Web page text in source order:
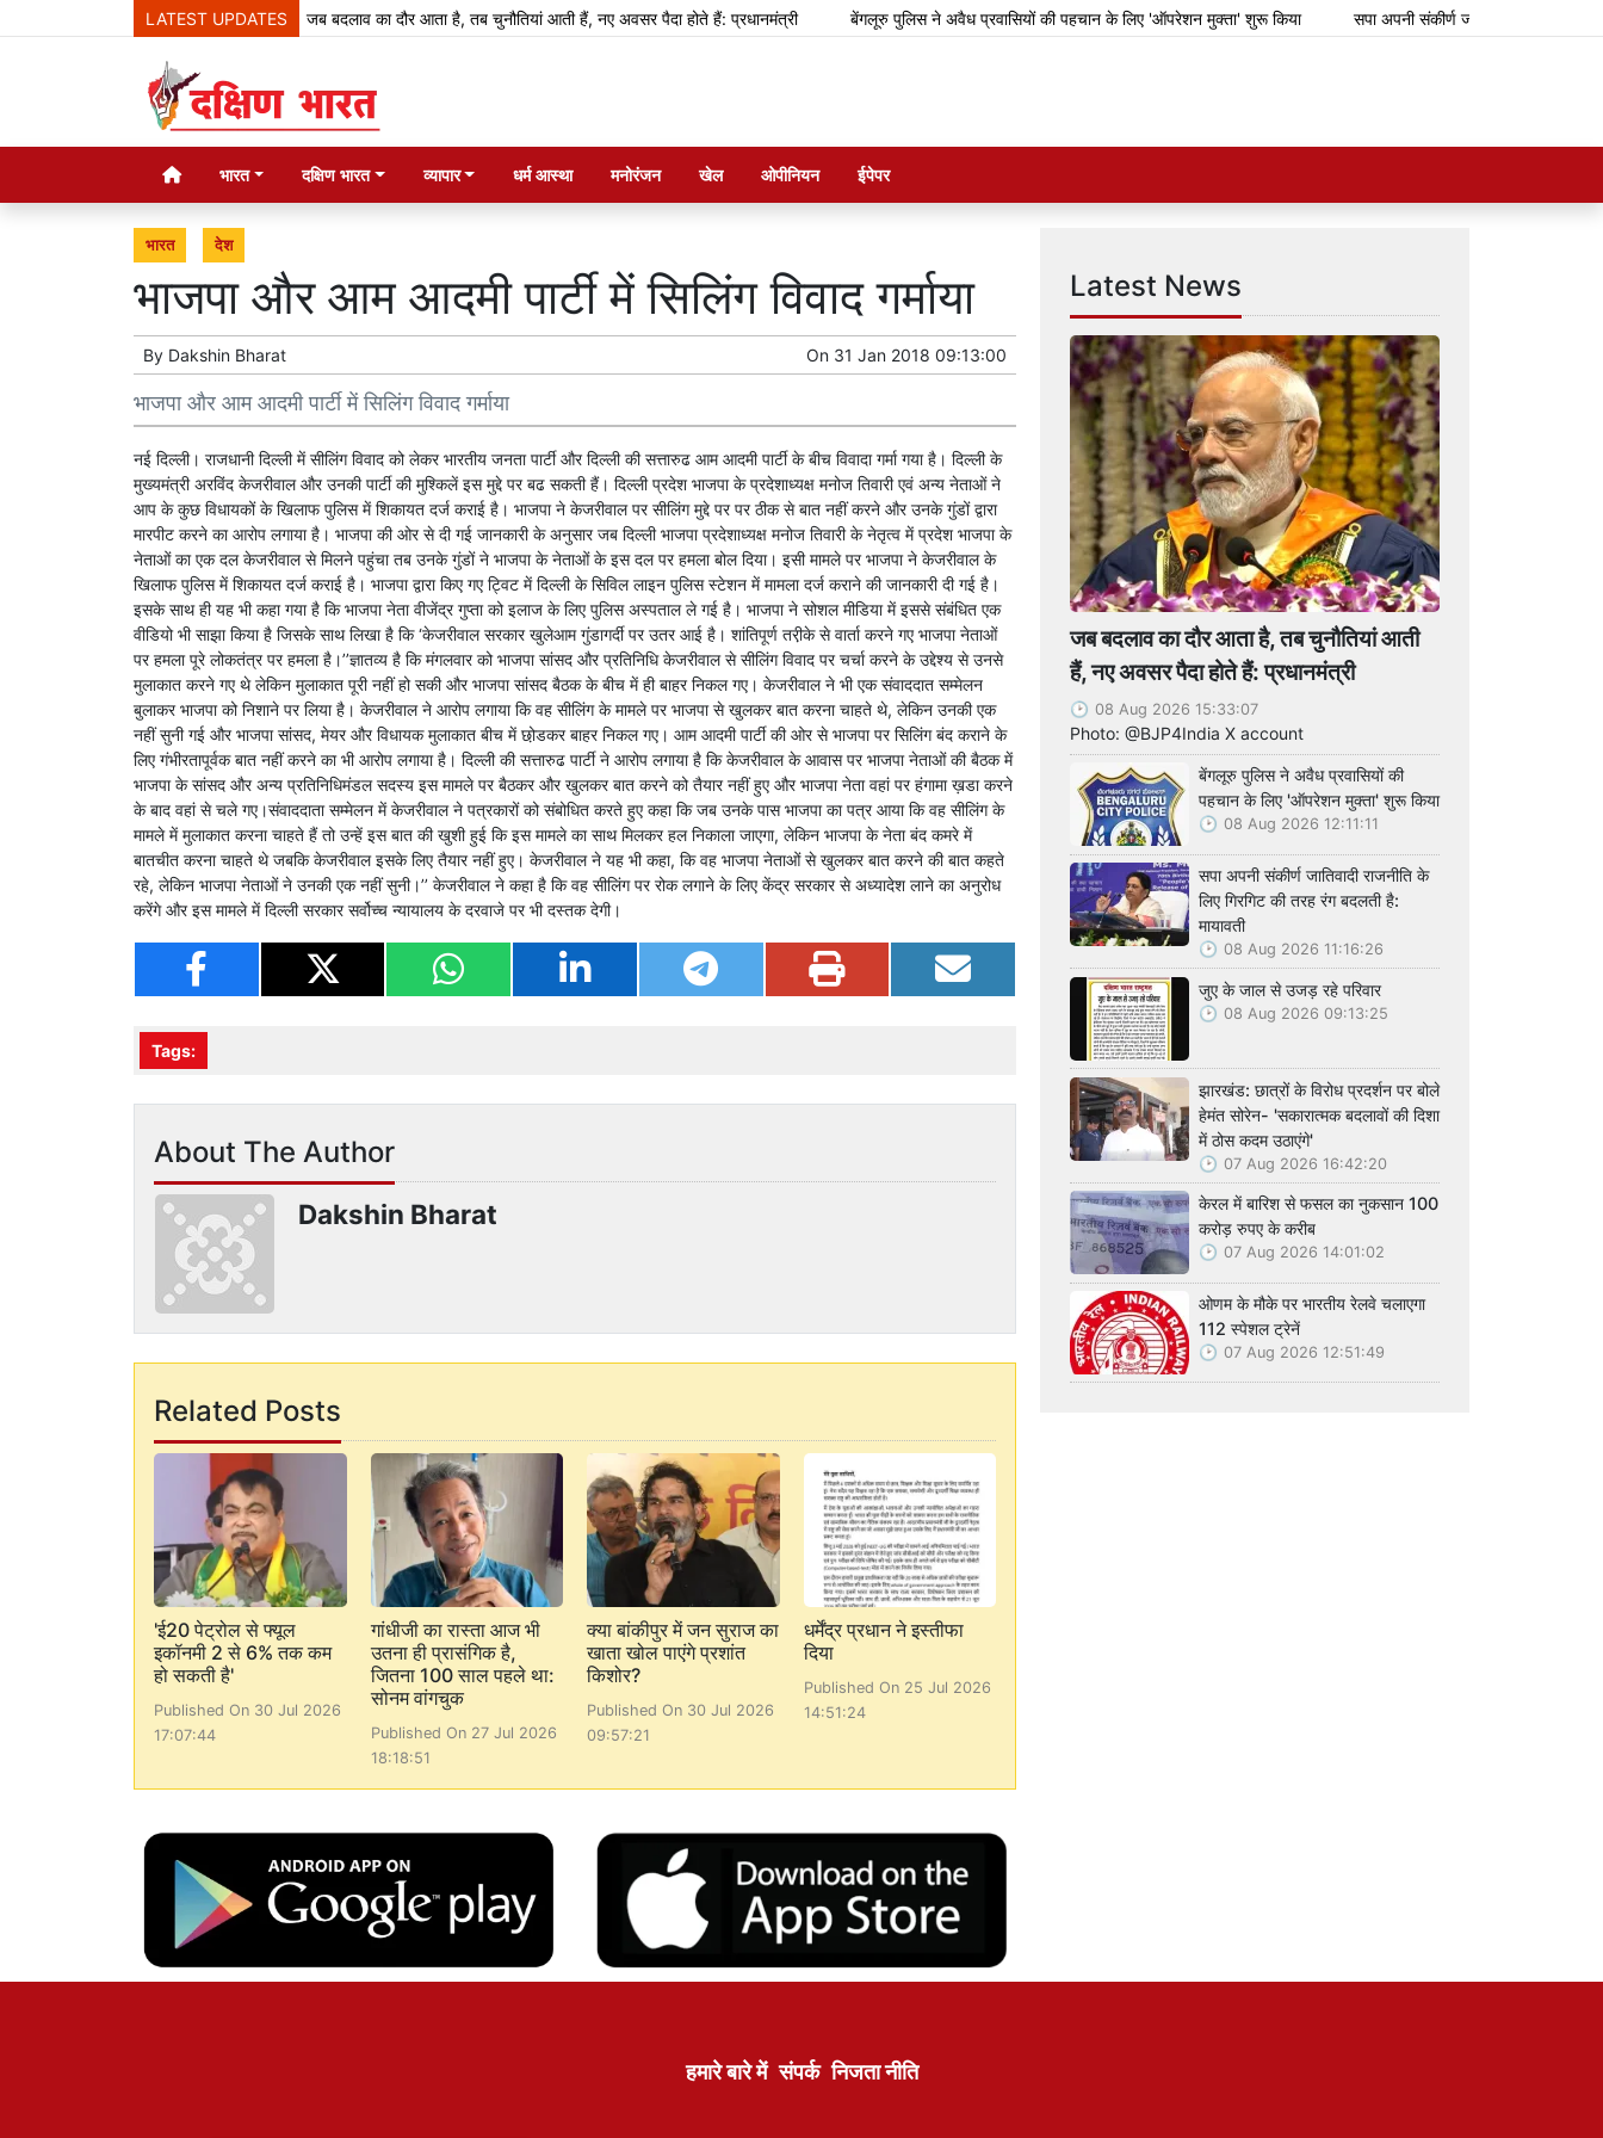
LATEST UPDATESजब बदलाव का दौर आता है, तब चुनौतियां आती हैं, नए अवसर पैदा होते हैं: प्रधानमंत्री बेंगलूरु पुलिस ने अवैध प्रवासियों की पहचान के लिए 'ऑपरेशन मुक्ता' शुरू किया सपा अपनी संकीर्ण जातिवादी राजनीति के लिए
भारत दक्षिण भारत व्यापार धर्म आस्था मनोरंजन खेल ओपीनियन ईपेपर
भारत देश
भाजपा और आम आदमी पार्टी में सिलिंग विवाद गर्माया
By Dakshin Bharat On 31 Jan 2018 09:13:00
भाजपा और आम आदमी पार्टी में सिलिंग विवाद गर्माया
नई दिल्ली। राजधानी दिल्ली में सीलिंग विवाद को लेकर भारतीय जनता पार्टी और दिल्ली की सत्तारुढ आम आदमी पार्टी के बीच विवादा गर्मा गया है। दिल्ली के
मुख्यमंत्री अरविंद केजरीवाल और उनकी पार्टी की मुश्किलें इस मुद्दे पर बढ सकती हैं। दिल्ली प्रदेश भाजपा के प्रदेशाध्यक्ष मनोज तिवारी एवं अन्य नेताओं ने
आप के कुछ विधायकों के खिलाफ पुलिस में शिकायत दर्ज कराई है। भाजपा ने केजरीवाल पर सीलिंग मुद्दे पर पर ठीक से बात नहीं करने और उनके गुंडों द्वारा
मारपीट करने का आरोप लगाया है। भाजपा की ओर से दी गई जानकारी के अनुसार जब दिल्ली भाजपा प्रदेशाध्यक्ष मनोज तिवारी के नेतृत्व में प्रदेश भाजपा के
नेताओं का एक दल केजरीवाल से मिलने पहुंचा तब उनके गुंडों ने भाजपा के नेताओं के इस दल पर हमला बोल दिया। इसी मामले पर भाजपा ने केजरीवाल के
खिलाफ पुलिस में शिकायत दर्ज कराई है। भाजपा द्वारा किए गए ट्विट में दिल्ली के सिविल लाइन पुलिस स्टेशन में मामला दर्ज कराने की जानकारी दी गई है।
इसके साथ ही यह भी कहा गया है कि भाजपा नेता वीजेंद्र गुप्ता को इलाज के लिए पुलिस अस्पताल ले गई है। भाजपा ने सोशल मीडिया में इससे संबंधित एक
वीडियो भी साझा किया है जिसके साथ लिखा है कि ‘केजरीवाल सरकार खुलेआम गुंडागर्दी पर उतर आई है। शांतिपूर्ण तरी़के से वार्ता करने गए भाजपा नेताओं
पर हमला पूरे लोकतंत्र पर हमला है।’’ज्ञातव्य है कि मंगलवार को भाजपा सांसद और प्रतिनिधि केजरीवाल से सीलिंग विवाद पर चर्चा करने के उद्देश्य से उनसे
मुलाकात करने गए थे लेकिन मुलाकात पूरी नहीं हो सकी और भाजपा सांसद बैठक के बीच में ही बाहर निकल गए। केजरीवाल ने भी एक संवाददात सम्मेलन
बुलाकर भाजपा को निशाने पर लिया है। केजरीवाल ने आरोप लगाया कि वह सीलिंग के मामले पर भाजपा से खुलकर बात करना चाहते थे, लेकिन उनकी एक
नहीं सुनी गई और भाजपा सांसद, मेयर और विधायक मुलाकात बीच में छो़डकर बाहर निकल गए। आम आदमी पार्टी की ओर से भाजपा पर सिलिंग बंद कराने के
लिए गंभीरतापूर्वक बात नहीं करने का भी आरोप लगाया है। दिल्ली की सत्तारुढ पार्टी ने आरोप लगाया है कि केजरीवाल के आवास पर भाजपा नेताओं की बैठक में
भाजपा के सांसद और अन्य प्रतिनिधिमंडल सदस्य इस मामले पर बैठकर और खुलकर बात करने को तैयार नहीं हुए और भाजपा नेता वहां पर हंगामा ख़डा करने
के बाद वहां से चले गए।संवाददाता सम्मेलन में केजरीवाल ने पत्रकारों को संबोधित करते हुए कहा कि जब उनके पास भाजपा का पत्र आया कि वह सीलिंग के
मामले में मुलाकात करना चाहते हैं तो उन्हें इस बात की खुशी हुई कि इस मामले का साथ मिलकर हल निकाला जाएगा, लेकिन भाजपा के नेता बंद कमरे में
बातचीत करना चाहते थे जबकि केजरीवाल इसके लिए तैयार नहीं हुए। केजरीवाल ने यह भी कहा, कि वह भाजपा नेताओं से खुलकर बात करने की बात कहते
रहे, लेकिन भाजपा नेताओं ने उनकी एक नहीं सुनी।’’ केजरीवाल ने कहा है कि वह सीलिंग पर रोक लगाने के लिए केंद्र सरकार से अध्यादेश लाने का अनुरोध
करेंगे और इस मामले में दिल्ली सरकार सर्वोच्च न्यायालय के दरवाजे पर भी दस्तक देगी।
Tags:
About The Author
Dakshin Bharat
Related Posts
'ई20 पेट्रोल से फ्यूल
इकॉनमी 2 से 6% तक कम
हो सकती है'
Published On 30 Jul 2026
17:07:44
गांधीजी का रास्ता आज भी
उतना ही प्रासंगिक है,
जितना 100 साल पहले था:
सोनम वांगचुक
Published On 27 Jul 2026
18:18:51
क्या बांकीपुर में जन सुराज का
खाता खोल पाएंगे प्रशांत
किशोर?
Published On 30 Jul 2026
09:57:21
धर्मेंद्र प्रधान ने इस्तीफा
दिया
Published On 25 Jul 2026
14:51:24
Latest News
जब बदलाव का दौर आता है, तब चुनौतियां आती
हैं, नए अवसर पैदा होते हैं: प्रधानमंत्री
08 Aug 2026 15:33:07
Photo: @BJP4India X account
बेंगलूरु पुलिस ने अवैध प्रवासियों की
पहचान के लिए 'ऑपरेशन मुक्ता' शुरू किया
08 Aug 2026 12:11:11
सपा अपनी संकीर्ण जातिवादी राजनीति के
लिए गिरगिट की तरह रंग बदलती है:
मायावती
08 Aug 2026 11:16:26
जुए के जाल से उजड़ रहे परिवार
08 Aug 2026 09:13:25
झारखंड: छात्रों के विरोध प्रदर्शन पर बोले
हेमंत सोरेन- 'सकारात्मक बदलावों की दिशा
में ठोस कदम उठाएंगे'
07 Aug 2026 16:42:20
केरल में बारिश से फसल का नुकसान 100
करोड़ रुपए के करीब
07 Aug 2026 14:01:02
ओणम के मौके पर भारतीय रेलवे चलाएगा
112 स्पेशल ट्रेनें
07 Aug 2026 12:51:49
हमारे बारे में संपर्क निजता नीति